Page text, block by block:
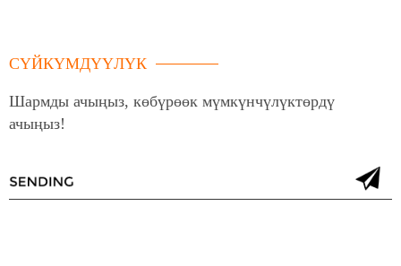
СҮЙКҮМДҮҮЛҮК
Шармды ачыңыз, көбүрөөк мүмкүнчүлүктөрдү
ачыңыз!